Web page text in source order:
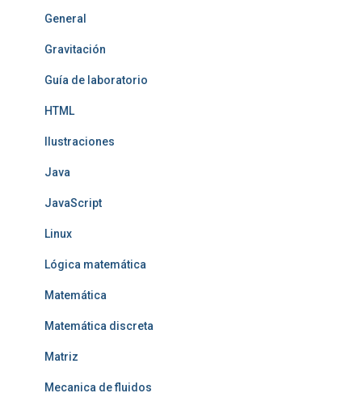
General
Gravitación
Guía de laboratorio
HTML
Ilustraciones
Java
JavaScript
Linux
Lógica matemática
Matemática
Matemática discreta
Matriz
Mecanica de fluidos